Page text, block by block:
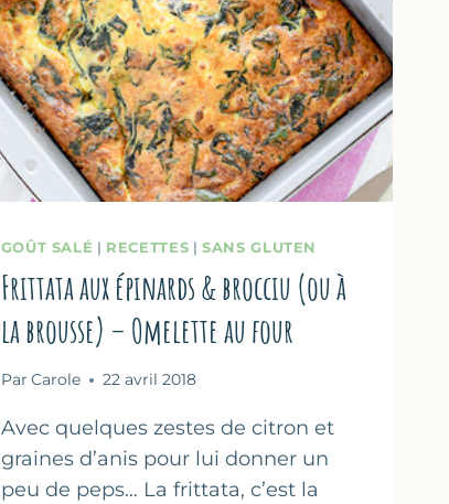
GOÛT SALÉ | RECETTES |SANS GLUTEN
Frittata aux épinards & brocciu (ou à
la brousse) – Omelette au four
Par Carole 22 avril 2018
Avec quelques zestes de citron et
graines d’anis pour lui donner un
peu de peps… La frittata, c’est la